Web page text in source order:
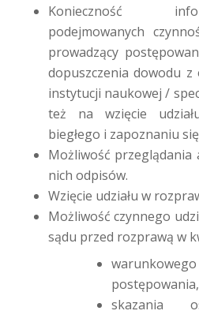
Konieczność
podejmowanych
prowadzący
dopuszczenia dowodu z
instytucji naukowej /
też na wzięcie
biegłego i zapoznaniu
Możliwość
nich odpisów.
Wzięcie udziału w
Możliwość czynnego
sądu przed rozprawą w
postępowania,
skazania